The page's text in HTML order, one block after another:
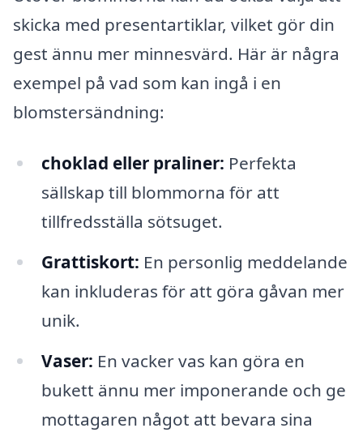
skicka med presentartiklar, vilket gör din
gest ännu mer minnesvärd. Här är några
exempel på vad som kan ingå i en
blomstersändning:
choklad eller praliner: Perfekta
sällskap till blommorna för att
tillfredsställa sötsuget.
Grattiskort: En personlig meddelande
kan inkluderas för att göra gåvan mer
unik.
Vaser: En vacker vas kan göra en
bukett ännu mer imponerande och ge
mottagaren något att bevara sina